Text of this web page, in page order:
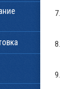
7.
8.
9.